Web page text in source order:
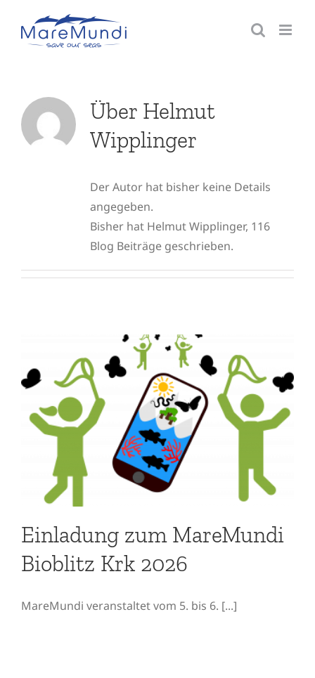
Inhalt
springen
Über Helmut
Wipplinger
Der Autor hat bisher keine Details
angegeben.
Bisher hat Helmut Wipplinger, 116
Blog Beiträge geschrieben.
Einladung zum
MareMundi Bioblitz Krk
2026
Einladung zum MareMundi
Bioblitz Krk 2026
MareMundi veranstaltet vom 5. bis 6. [...]